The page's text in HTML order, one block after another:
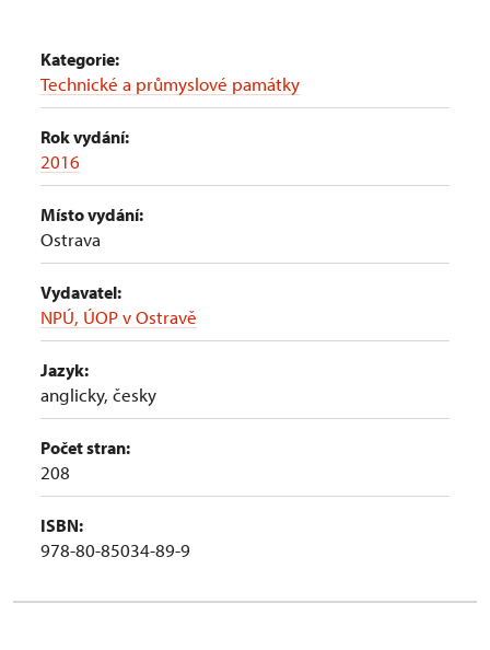
Kategorie:
Technické a průmyslové památky
Rok vydání:
2016
Místo vydání:
Ostrava
Vydavatel:
NPÚ, ÚOP v Ostravě
Jazyk:
anglicky, česky
Počet stran:
208
ISBN:
978-80-85034-89-9